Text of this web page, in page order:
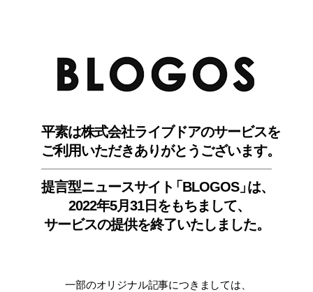
平素は株式会社ライブドアのサービスを
ご利用いただきありがとうございます。
提言型ニュースサイ ト「BLOGOS」は、
2022年5月31日をもちまして、
サービスの提供を終了いたしました。
一部のオリジナル記事につきましては